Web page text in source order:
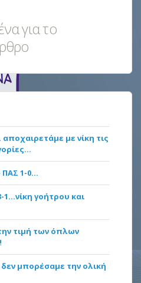
για το
με νίκη τις
1-0…
1…νίκη γοήτρου και
τιμή των όπλων
μπορέσαμε την ολική